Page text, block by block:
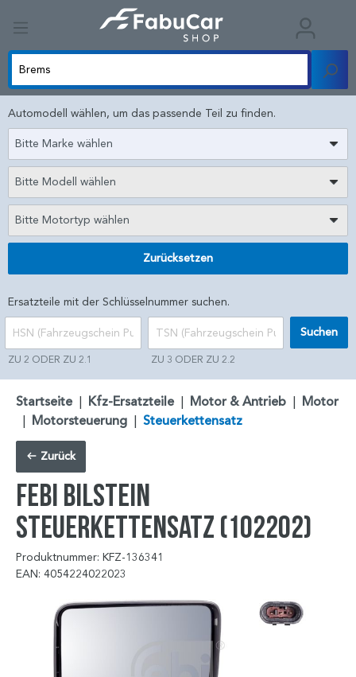
Automodell wählen, um das passende Teil zu finden.
Bitte Marke wählen
Bitte Modell wählen
Bitte Motortyp wählen
Zurücksetzen
Ersatzteile mit der Schlüsselnummer suchen.
ZU 2 ODER ZU 2.1 ZU 3 ODER ZU 2.2
Suchen
Startseite | Kfz-Ersatzteile | Motor & Antrieb | Motor
| Motorsteuerung | Steuerkettensatz
Zurück
FEBI BILSTEIN
Steuerkettensatz (102202)
Produktnummer: KFZ-136341
EAN: 4054224022023